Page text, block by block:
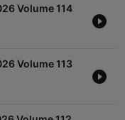
Volume 114
Volume 113